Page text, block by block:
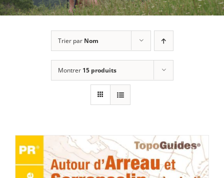
Trier par Nom
Montrer 15 produits